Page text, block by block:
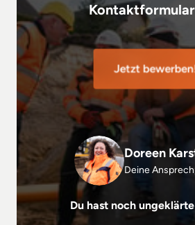
Kontaktformular
Jetzt
Doreen
Deine
Du hast noch